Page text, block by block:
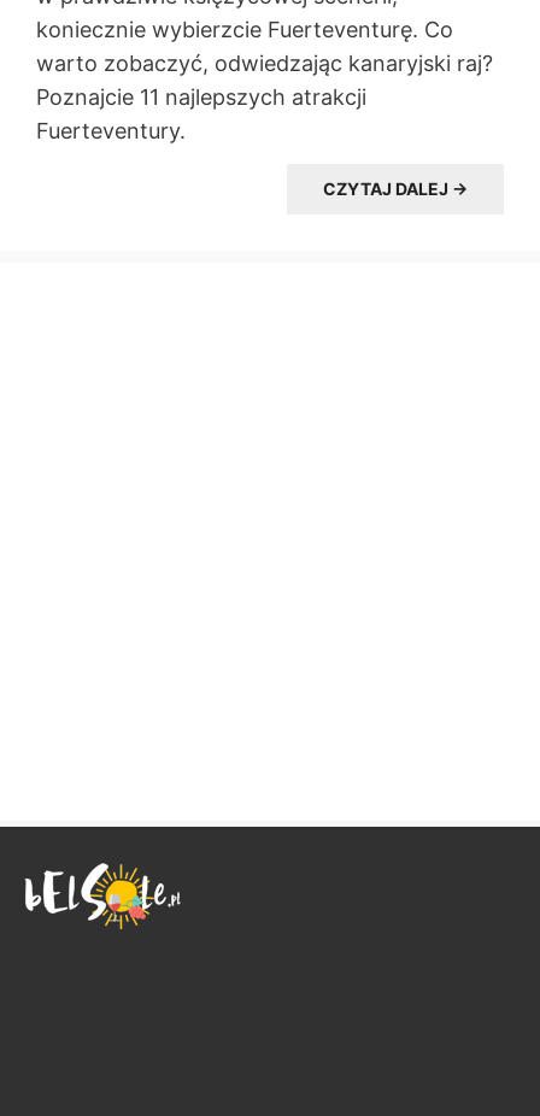
koniecznie wybierzcie Fuerteventurę. Co
warto zobaczyć, odwiedzając kanaryjski raj?
Poznajcie 11 najlepszych atrakcji
Fuerteventury.
CZYTAJ DALEJ →